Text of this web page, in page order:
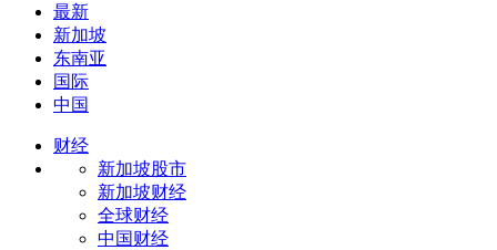
最新
新加坡
东南亚
国际
中国
财经
新加坡股市
新加坡财经
全球财经
中国财经